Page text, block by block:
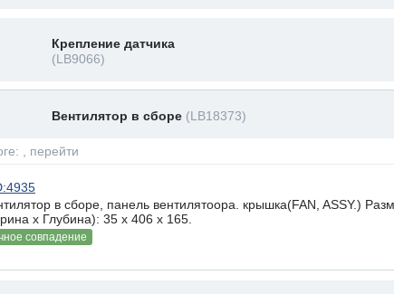
Крепление датчика
(LB9066)
Вентилятор в сборе (LB18373)
, перейти
в сборе, панель вентилятоора. крышка(FAN, ASSY.)
х Глубина): 35 x 406 х 165.
совпадение